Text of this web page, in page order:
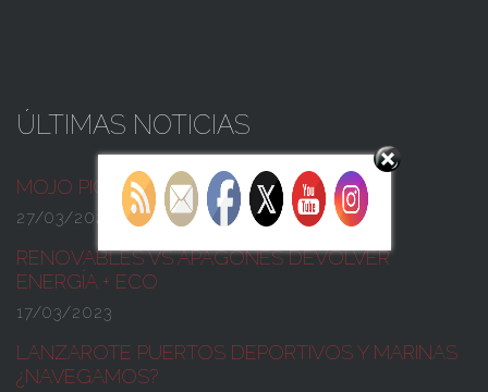
ÚLTIMAS NOTICIAS
MOJO PICÓN:¡ÉCHALE SALSITA!
27/03/2023
RENOVABLES VS APAGONESDEVOLVER
ENERGÍA + ECO
17/03/2023
LANZAROTE PUERTOS DEPORTIVOS Y MARINAS
¿NAVEGAMOS?